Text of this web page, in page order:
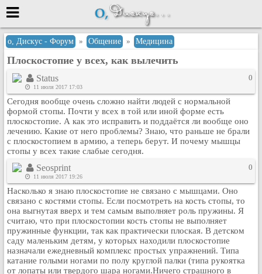
Меню
или войти через
Вход с 7ooo.ru
Регистрация
Забыли пароль?
Данные авторизации одинаковые с
сайтом 7ooo.ru
Форумы
Главная
Поиск
Новые сообщения
Беседы
Игры
Кулинария
о, Дискус - Форум » Общение » Медицина
Плоскостопие у всех, как вылечить
Status
11 июля 2017 17:03
0
Сегодня вообще очень сложно найти людей с нормальной
формой стопы. Почти у всех в той или иной форме есть
плоскостопие. А как это исправить и поддаётся ли вообще оно
лечению. Какие от него проблемы? Знаю, что раньше не брали
с плоскостопием в армию, а теперь берут. И почему мышцы
стопы у всех такие слабые сегодня.
Seosprint
11 июля 2017 19:26
0
Насколько я знаю плоскостопие не связано с мышцами. Оно
связано с костями стопы. Если посмотреть на кость стопы, то
она выгнутая вверх и тем самым выполняет роль пружины. Я
считаю, что при плоскостопии кость стопы не выполняет
пружинные функции, так как практически плоская. В детском
саду маленьким детям, у которых находили плоскостопие
назначали ежедневный комплекс простых упражнений. Типа
катание голыми ногами по полу круглой палки (типа рукоятка
от лопаты или твердого шара ногами.Ничего страшного в